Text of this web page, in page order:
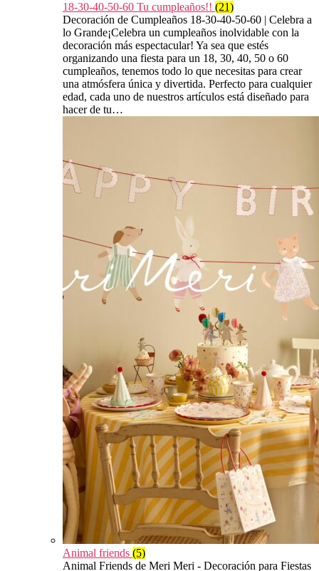
18-30-40-50-60 Tu cumpleaños!! (21)
Decoración de Cumpleaños 18-30-40-50-60 | Celebra a
lo Grande¡Celebra un cumpleaños inolvidable con la
decoración más espectacular! Ya sea que estés
organizando una fiesta para un 18, 30, 40, 50 o 60
cumpleaños, tenemos todo lo que necesitas para crear
una atmósfera única y divertida. Perfecto para cualquier
edad, cada uno de nuestros artículos está diseñado para
hacer de tu…
Animal friends (5)
Animal Friends de Meri Meri - Decoración para Fiestas